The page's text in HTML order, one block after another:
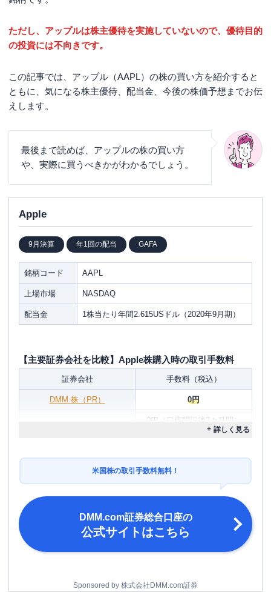
ただし、アップルは株主優待を実施していないので、優待目的
の投資には不向きです。
この記事では、アップル（AAPL）の株の買い方を紹介すると
ともに、気になる株主優待、配当金、今後の株価予想までお伝
えします。
最後まで読めば、アップルの株の買い方
や、実際に買うべきかがわかるでしょう。
Apple
銘柄コード AAPL
上場市場 NASDAQ
配当金 1株当たり年間2.615USドル（2020年9月期）
9月決算 年1回の配当 GAFA
【主要証券会社を比較】Apple株購入時の取引手数料
証券会社 手数料（税込）
DMM 株（PR） 0円
0円（口座開設後2カ月間）
約定代金の0.495％
約定代金の0.495％
※最大22米ドル
マネックス証券
※最大22米ドル
詳しく見る
米国株の取引手数料無料！
DMM.com証券総合口座の
公式サイトはこちら
Sponsored by 株式会社DMM.com証券